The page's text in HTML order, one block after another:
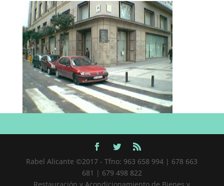
Rabel Alicante ©2017 - Tfno: 963 658 994 | 678 663
681 | 679 498 822